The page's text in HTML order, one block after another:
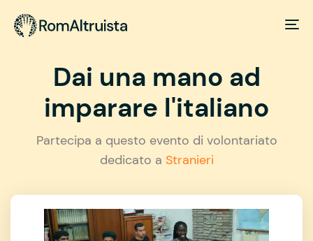
Dai una mano ad
imparare l'italiano
Partecipa a questo evento di volontariato
dedicato a Stranieri